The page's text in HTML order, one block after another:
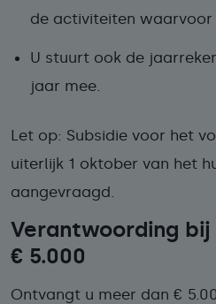
de activiteiten waarvoor
U stuurt ook de
jaar mee.
Let op: Subsidie voor het
uiterlijk 1 oktober van het
aangevraagd.
Verantwoording bij
€ 5.000
Ontvangt u meer dan €